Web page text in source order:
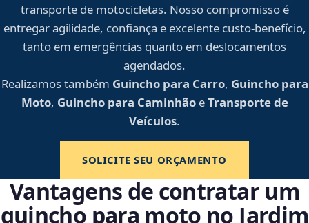
transporte de motocicletas. Nosso compromisso é
entregar agilidade, confiança e excelente custo-benefício,
tanto em emergências quanto em deslocamentos
agendados.
Realizamos também Guincho para Carro, Guincho para
Moto, Guincho para CaminhãoeTransporte de
Veículos.
SOLICITE SEU ORÇAMENTO
Vantagens de contratar um
guincho para moto no Jardim